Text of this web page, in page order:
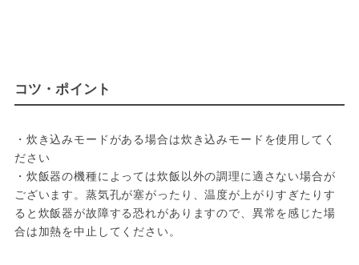
コツ・ポイント
・炊き込みモードがある場合は炊き込みモードを使用してく
ださい
・炊飯器の機種によっては炊飯以外の調理に適さない場合が
ございます。蒸気孔が塞がったり、温度が上がりすぎたりす
ると炊飯器が故障する恐れがありますので、異常を感じた場
合は加熱を中止してください。